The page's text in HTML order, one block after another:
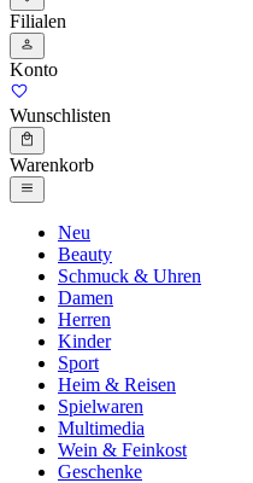
Filialen
Konto
Wunschlisten
Warenkorb
Neu
Beauty
Schmuck & Uhren
Damen
Herren
Kinder
Sport
Heim & Reisen
Spielwaren
Multimedia
Wein & Feinkost
Geschenke